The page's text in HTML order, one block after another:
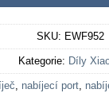
SKU: EWF952
Kategorie: Díly
, nabíjecí port,